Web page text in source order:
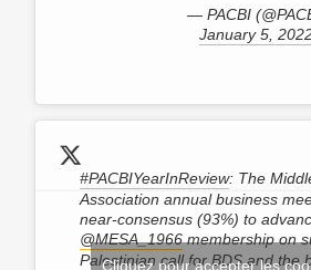
— PACBI
January 5,
#PACBIYearInReview: The
Association annual business
near-consensus (93%) to
@MESA_1966membership on
Palestinian call for BDS and the
Cliquez pour accepter les